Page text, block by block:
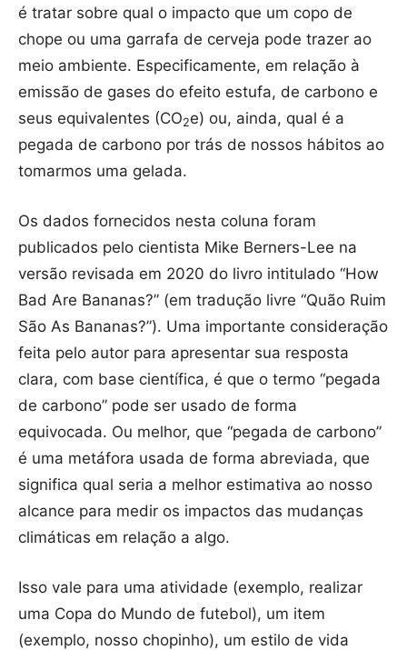
é tratar sobre qual o impacto que um copo de
chope ou uma garrafa de cerveja pode trazer ao
meio ambiente. Especificamente, em relação à
emissão de gases do efeito estufa, de carbono e
seus equivalentes (CO2e) ou, ainda, qual é a
pegada de carbono por trás de nossos hábitos ao
tomarmos uma gelada.
Os dados fornecidos nesta coluna foram
publicados pelo cientista Mike Berners-Lee na
versão revisada em 2020 do livro intitulado “How
Bad Are Bananas?” (em tradução livre “Quão Ruim
São As Bananas?”). Uma importante consideração
feita pelo autor para apresentar sua resposta
clara, com base científica, é que o termo “pegada
de carbono” pode ser usado de forma
equivocada. Ou melhor, que “pegada de carbono”
é uma metáfora usada de forma abreviada, que
significa qual seria a melhor estimativa ao nosso
alcance para medir os impactos das mudanças
climáticas em relação a algo.
Isso vale para uma atividade (exemplo, realizar
uma Copa do Mundo de futebol), um item
(exemplo, nosso chopinho), um estilo de vida